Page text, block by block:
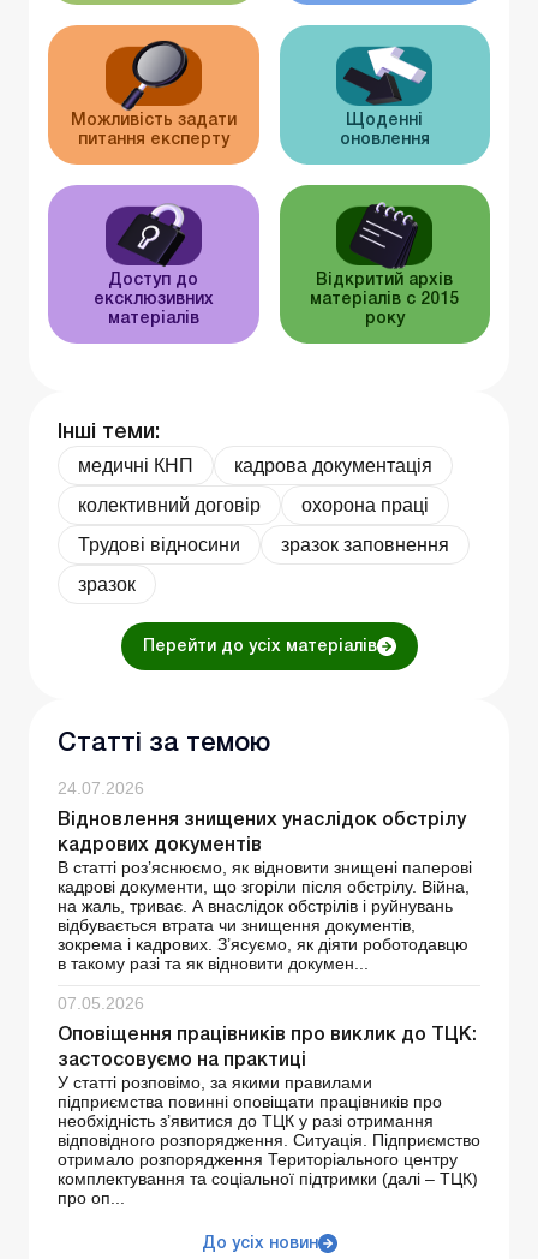
Можливість задати
питання експерту
Щоденні
оновлення
Доступ до
ексклюзивних
матеріалів
Відкритий архів
матеріалів c 2015
року
Інші теми:
медичні КНП
кадрова документація
колективний договір
охорона праці
Трудові відносини
зразок заповнення
зразок
Перейти до усіх матеріалів
Статті за темою
24.07.2026
Відновлення знищених унаслідок обстрілу
кадрових документів
В статті роз’яснюємо, як відновити знищені паперові
кадрові документи, що згоріли після обстрілу. Війна,
на жаль, триває. А внаслідок обстрілів і руйнувань
відбувається втрата чи знищення документів,
зокрема і кадрових. З’ясуємо, як діяти роботодавцю
в такому разі та як відновити докумен...
07.05.2026
Оповіщення працівників про виклик до ТЦК:
застосовуємо на практиці
У статті розповімо, за якими правилами
підприємства повинні оповіщати працівників про
необхідність з’явитися до ТЦК у разі отримання
відповідного розпорядження. Ситуація. Підприємство
отримало розпорядження Територіального центру
комплектування та соціальної підтримки (далі – ТЦК)
про оп...
До усіх новин